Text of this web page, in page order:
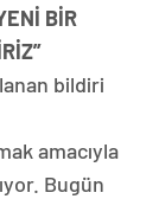
BİR
bildiri
amacıyla
Bugün